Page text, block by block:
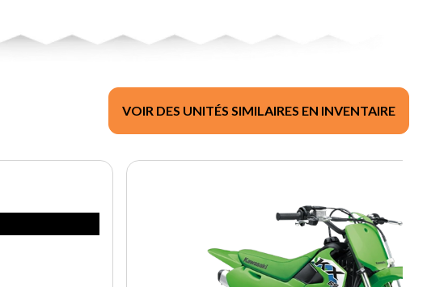
VOIR DES UNITÉS SIMILAIRES EN INVENTAIRE